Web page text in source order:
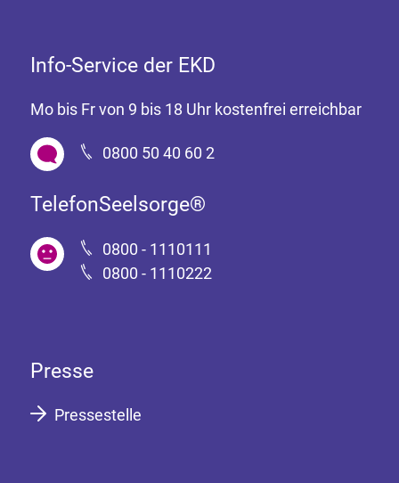
Info-Service der EKD
Mo bis Fr von 9 bis 18 Uhr kostenfrei erreichbar
0800 50 40 60 2
TelefonSeelsorge®
0800 - 1110111
0800 - 1110222
Presse
Pressestelle